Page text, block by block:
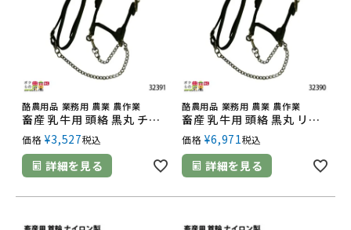
酪農用品 業務用 農業 農作業
畜産 乳牛用 頭絡 黒丸 チェーン 32391 首輪 繋ぐ 乳牛 牛 畜産用品 酪農用品
価格 ¥3,527税込
詳細を見る
酪農用品 業務用 農業 農作業
畜産 乳牛用 頭絡 黒丸 リード 32390 首輪 繋ぐ 乳牛 牛 畜産用品 酪農用品
価格 ¥6,971税込
詳細を見る